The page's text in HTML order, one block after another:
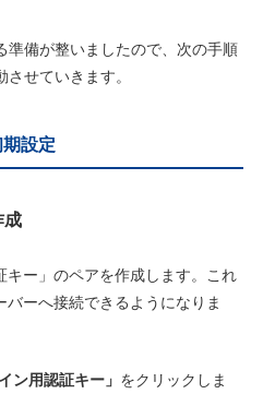
準備が整いましたので、次の手順
せていきます。
設定
成
キー」のペアを作成します。これ
ーへ接続できるようになりま
ン用認証キー」 をクリックしま